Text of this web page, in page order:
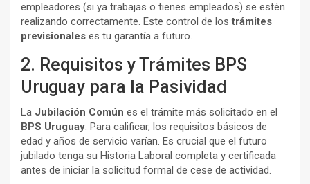
empleadores (si ya trabajas o tienes empleados) se estén
realizando correctamente. Este control de lostrámites
previsionales es tu garantía a futuro.
2. Requisitos y Trámites BPS
Uruguay para la Pasividad
La Jubilación Común es el trámite más solicitado en el
BPS Uruguay. Para calificar, los requisitos básicos de
edad y años de servicio varían. Es crucial que el futuro
jubilado tenga su Historia Laboral completa y certificada
antes de iniciar la solicitud formal de cese de actividad.